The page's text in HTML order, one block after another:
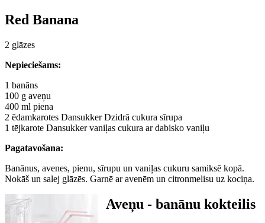
Red Banana
2 glāzes
Nepieciešams:
1 banāns
100 g aveņu
400 ml piena
2 ēdamkarotes Dansukker Dzidrā cukura sīrupa
1 tējkarote Dansukker vaniļas cukura ar dabisko vaniļu
Pagatavošana:
Banānus, avenes, pienu, sīrupu un vaniļas cukuru samiksē kopā.
Nokāš un salej glāzēs. Garnē ar avenēm un citronmelisu uz kociņa.
Aveņu - banānu kokteilis